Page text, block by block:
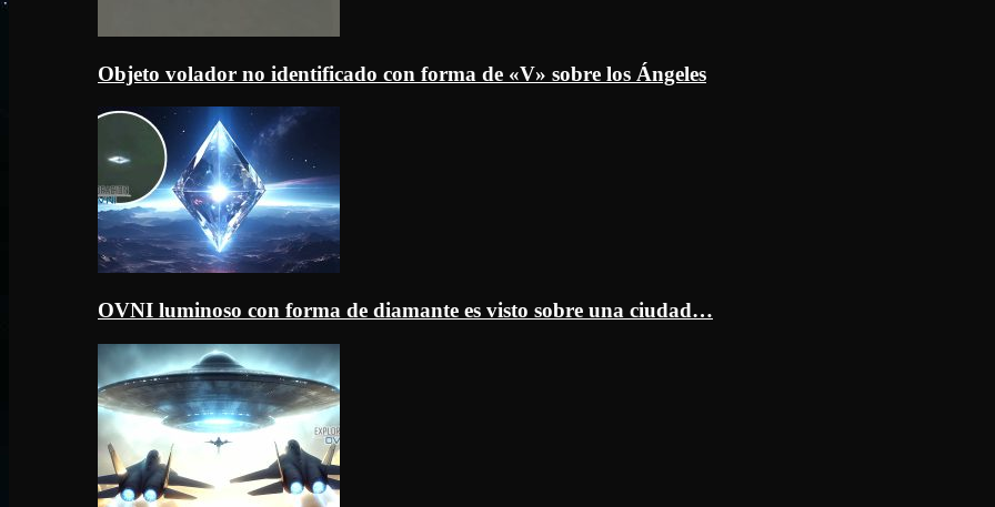
Objeto volador no identificado con forma de «V» sobre los Ángeles
OVNI luminoso con forma de diamante es visto sobre una ciudad…